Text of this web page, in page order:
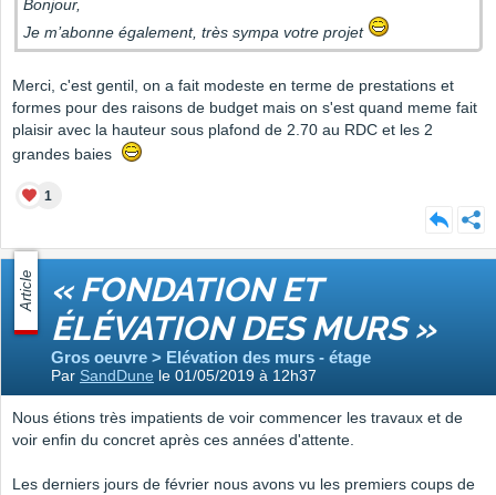
Bonjour,
Je m’abonne également, très sympa votre projet
Merci, c'est gentil, on a fait modeste en terme de prestations et
formes pour des raisons de budget mais on s'est quand meme fait
plaisir avec la hauteur sous plafond de 2.70 au RDC et les 2
grandes baies
1
Article « FONDATION ET
ÉLÉVATION DES MURS »
Gros oeuvre > Elévation des murs - étage
Par SandDune le 01/05/2019 à 12h37
Nous étions très impatients de voir commencer les travaux et de
voir enfin du concret après ces années d'attente.
Les derniers jours de février nous avons vu les premiers coups de